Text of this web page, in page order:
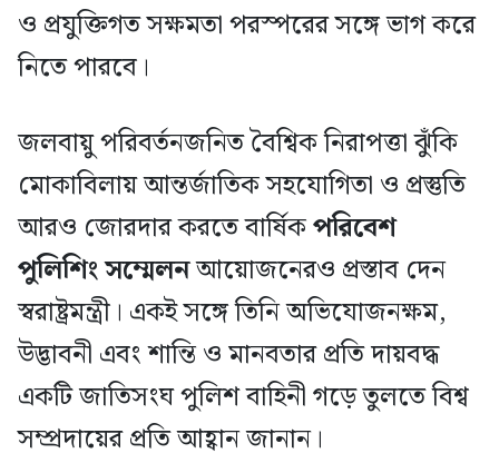
ও প্রযুক্তিগত সক্ষমতা পরস্পরের সঙ্গে ভাগ করে
নিতে পারবে।
জলবায়ু পরিবর্তনজনিত বৈশ্বিক নিরাপত্তা ঝুঁকি
মোকাবিলায় আন্তর্জাতিক সহযোগিতা ও প্রস্তুতি
আরও জোরদার করতে বার্ষিকপরিবেশ
পুলিশিং সম্মেলনআয়োজনেরও প্রস্তাব দেন
স্বরাষ্ট্রমন্ত্রী। একই সঙ্গে তিনি অভিযোজনক্ষম,
উদ্ভাবনী এবং শান্তি ও মানবতার প্রতি দায়বদ্ধ
একটি জাতিসংঘ পুলিশ বাহিনী গড়ে তুলতে বিশ্ব
সম্প্রদায়ের প্রতি আহ্বান জানান।